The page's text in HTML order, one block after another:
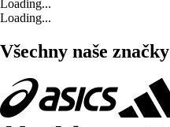
Loading...
Loading...
Všechny naše značky